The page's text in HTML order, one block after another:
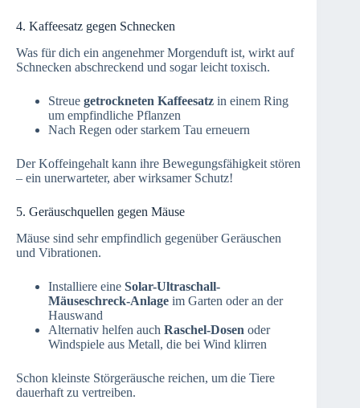
4. Kaffeesatz gegen Schnecken
Was für dich ein angenehmer Morgenduft ist, wirkt auf
Schnecken abschreckend und sogar leicht toxisch.
Streue getrockneten Kaffeesatz in einem Ring
um empfindliche Pflanzen
Nach Regen oder starkem Tau erneuern
Der Koffeingehalt kann ihre Bewegungsfähigkeit stören
– ein unerwarteter, aber wirksamer Schutz!
5. Geräuschquellen gegen Mäuse
Mäuse sind sehr empfindlich gegenüber Geräuschen
und Vibrationen.
Installiere eine Solar-Ultraschall-
Mäuseschreck-Anlage im Garten oder an der
Hauswand
Alternativ helfen auch Raschel-Dosen oder
Windspiele aus Metall, die bei Wind klirren
Schon kleinste Störgeräusche reichen, um die Tiere
dauerhaft zu vertreiben.